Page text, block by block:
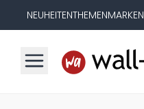
NEUHEITENTHEMENMARKEN